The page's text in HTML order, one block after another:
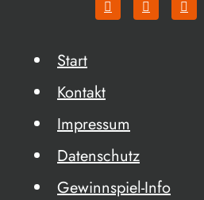
Start
Kontakt
Impressum
Datenschutz
Gewinnspiel-Info